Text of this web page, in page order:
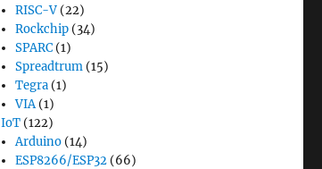
RISC-V (22)
Rockchip (34)
SPARC (1)
Spreadtrum (15)
Tegra (1)
VIA(1)
IoT (122)
Arduino (14)
ESP8266/ESP32 (66)